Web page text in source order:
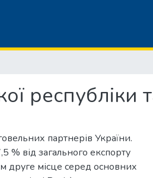
республіки
партнерів України.
% від загального експорту
друге місце серед основних